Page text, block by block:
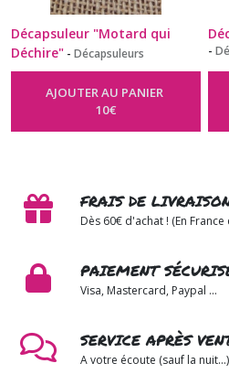
Décapsuleur "Motard qui
Déchire" - Décapsuleurs
Cabochons
AJOUTER AU PANIER
10€
-
FRAIS DE
Dès 60€ d'achat ! (En
PAIEMENT
Visa, Mastercard, Paypal ...
SERVICE APRÈS
A votre écoute (sauf la nuit...)